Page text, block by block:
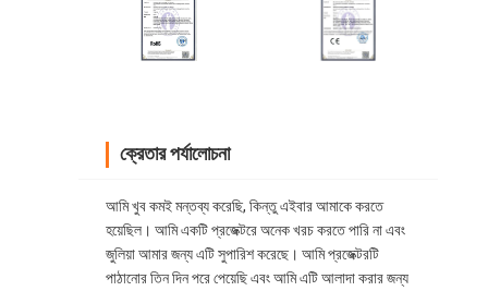
ক্রেতার পর্যালোচনা
আমি খুব কমই মন্তব্য করেছি, কিন্তু এইবার আমাকে করতে
হয়েছিল। আমি একটি প্রজেক্টরে অনেক খরচ করতে পারি না এবং
জুলিয়া আমার জন্য এটি সুপারিশ করেছে। আমি প্রজেক্টরটি
পাঠানোর তিন দিন পরে পেয়েছি এবং আমি এটি আলাদা করার জন্য